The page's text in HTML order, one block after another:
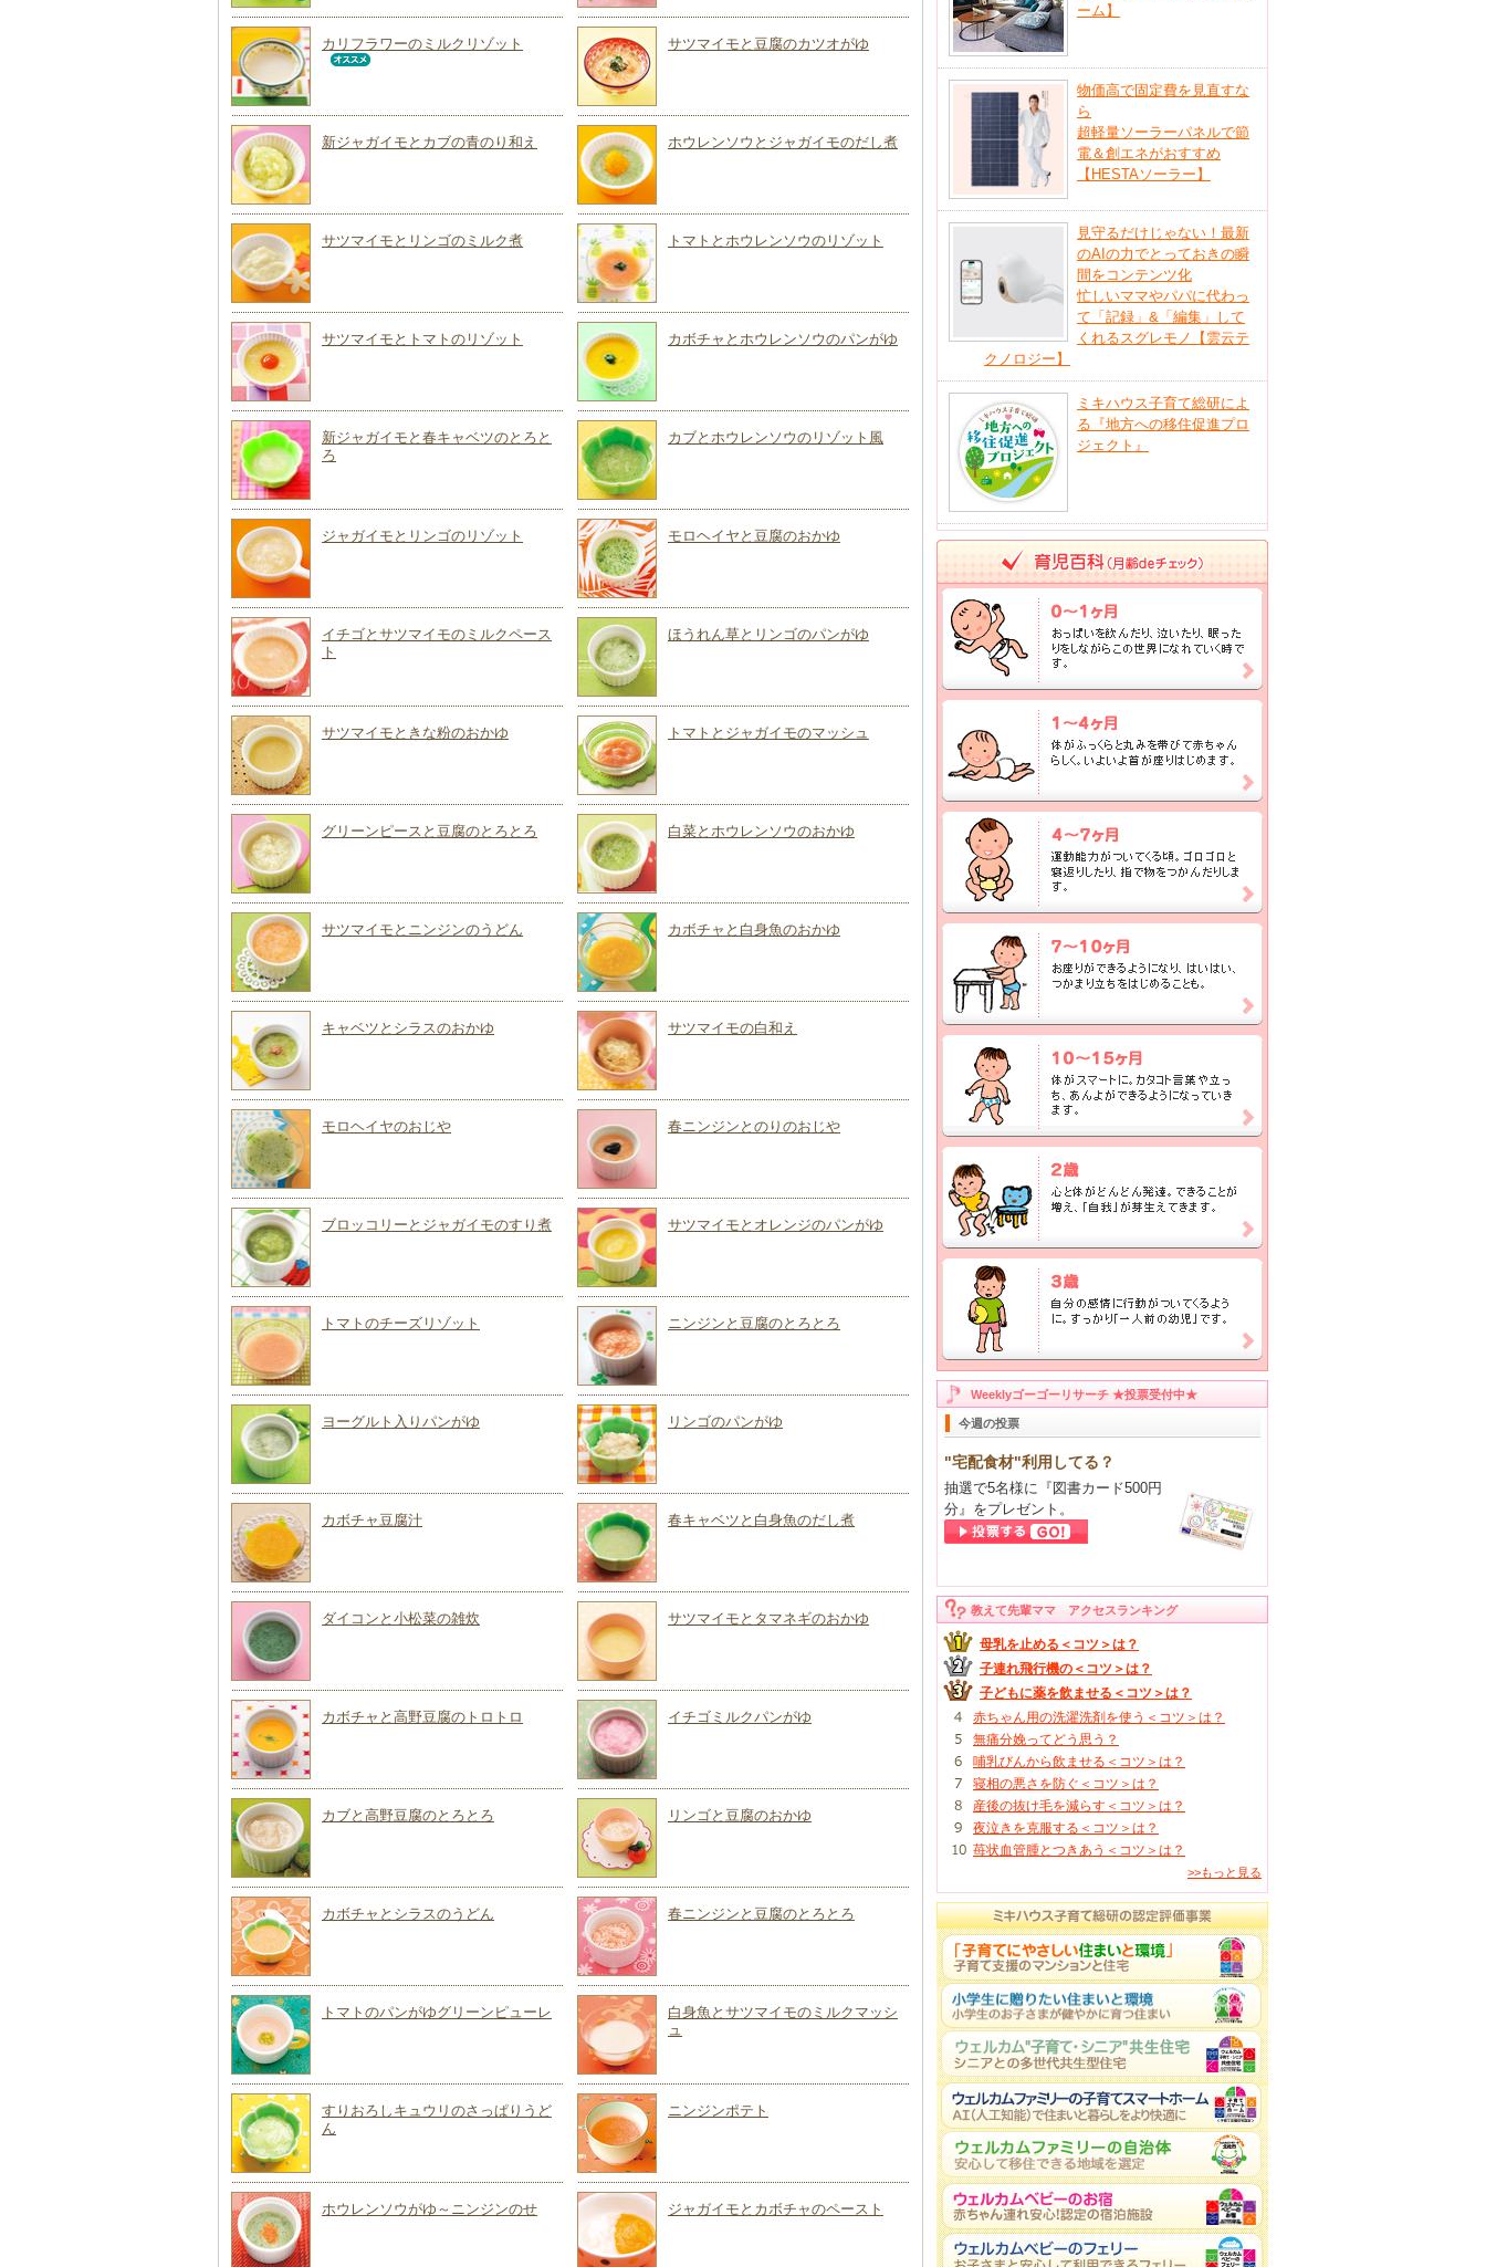
カリフラワーのミルクリゾット サツマイモと豆腐のカツオがゆ
新ジャガイモとカブの青のり和え ホウレンソウとジャガイモのだし煮
サツマイモとリンゴのミルク煮 トマトとホウレンソウのリゾット
サツマイモとトマトのリゾット カボチャとホウレンソウのパンがゆ
新ジャガイモと春キャベツのとろと
ろ
カブとホウレンソウのリゾット風
ジャガイモとリンゴのリゾット モロヘイヤと豆腐のおかゆ
イチゴとサツマイモのミルクペース
ト
ほうれん草とリンゴのパンがゆ
サツマイモときな粉のおかゆ トマトとジャガイモのマッシュ
グリーンピースと豆腐のとろとろ 白菜とホウレンソウのおかゆ
サツマイモとニンジンのうどん カボチャと白身魚のおかゆ
キャベツとシラスのおかゆ サツマイモの白和え
モロヘイヤのおじや 春ニンジンとのりのおじや
ブロッコリーとジャガイモのすり煮 サツマイモとオレンジのパンがゆ
トマトのチーズリゾット ニンジンと豆腐のとろとろ
ヨーグルト入りパンがゆ リンゴのパンがゆ
カボチャ豆腐汁 春キャベツと白身魚のだし煮
ダイコンと小松菜の雑炊 サツマイモとタマネギのおかゆ
カボチャと高野豆腐のトロトロ イチゴミルクパンがゆ
カブと高野豆腐のとろとろ リンゴと豆腐のおかゆ
カボチャとシラスのうどん 春ニンジンと豆腐のとろとろ
トマトのパンがゆグリーンピューレ
白身魚とサツマイモのミルクマッシ
ュ
すりおろしキュウリのさっぱりうど
ん
ニンジンポテト
ホウレンソウがゆ～ニンジンのせ ジャガイモとカボチャのペースト
ーム】
物価高で固定費を見直すな
ら
超軽量ソーラーパネルで節
電＆創エネがおすすめ
【HESTAソーラー】
見守るだけじゃない！最新
のAIの力でとっておきの瞬
間をコンテンツ化
忙しいママやパパに代わっ
て「記録」&「編集」して
くれるスグレモノ【雲云テ
クノロジー】
ミキハウス子育て総研によ
る『地方への移住促進プロ
ジェクト』
Weeklyゴーゴーリサーチ ★投票受付中★
今週の投票
"宅配食材"利用してる？
抽選で5名様に『図書カード500円
分』をプレゼント。
教えて先輩ママ アクセスランキング
母乳を止める＜コツ＞は？
子連れ飛行機の＜コツ＞は？
子どもに薬を飲ませる＜コツ＞は？
赤ちゃん用の洗濯洗剤を使う＜コツ＞は？
無痛分娩ってどう思う？
哺乳びんから飲ませる＜コツ＞は？
寝相の悪さを防ぐ＜コツ＞は？
産後の抜け毛を減らす＜コツ＞は？
夜泣きを克服する＜コツ＞は？
苺状血管腫とつきあう＜コツ＞は？
>>もっと見る